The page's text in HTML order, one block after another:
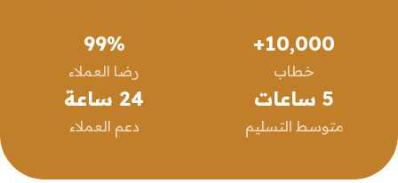
خطاب
10,000
+
رضا العملاء
%
99
متوسط التسليم
5
دعم العملاء
24